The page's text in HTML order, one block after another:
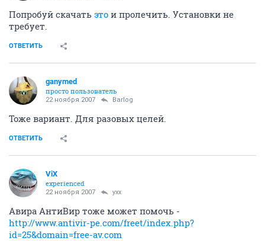
Попробуй скачать это и пролечить. Установки не
требует.
ОТВЕТИТЬ
ganymed
просто пользователь
22 ноября 2007 Barlog
Тоже вариант. Для разовых целей.
ОТВЕТИТЬ
ViX
experienced
22 ноября 2007 yxx
Авира АнтиВир тоже может помочь -
http://www.antivir-pe.com/freet/index.php?
id=25&domain=free-av.com